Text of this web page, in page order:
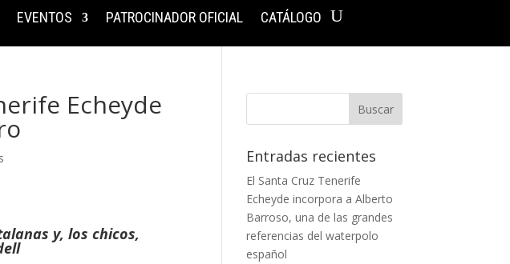
EVENTOS PATROCINADOR OFICIAL CATÁLOGO
Echeyde
y, los chicos,
Entradas recientes
El Santa Cruz Tenerife
Echeyde incorpora a Alberto
Barroso, una de las grandes
referencias del waterpolo
español